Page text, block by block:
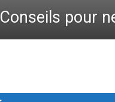
Conseils pour